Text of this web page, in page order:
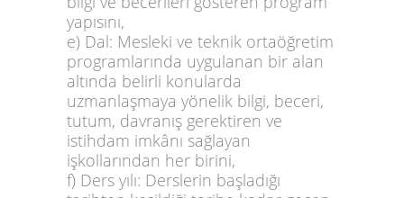
yapısını,
e) Dal: Mesleki ve teknik ortaöğretim
programlarında uygulanan bir alan
altında belirli konularda
uzmanlaşmaya yönelik bilgi, beceri,
tutum, davranış gerektiren ve
istihdam imkânı sağlayan
işkollarından her birini,
f) Ders yılı: Derslerin başladığı